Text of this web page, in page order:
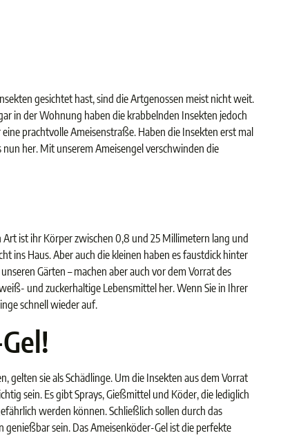
gesichtet hast, sind die Artgenossen meist nicht weit.
in der Wohnung haben die krabbelnden Insekten jedoch
prachtvolle Ameisenstraße. Haben die Insekten erst mal
her. Mit unserem Ameisengel verschwinden die
Art ist ihr Körper zwischen 0,8 und 25 Millimetern lang und
ins Haus. Aber auch die kleinen haben es faustdick hinter
Gärten – machen aber auch vor dem Vorrat des
und zuckerhaltige Lebensmittel her. Wenn Sie in Ihrer
schnell wieder auf.
gelten sie als Schädlinge. Um die Insekten aus dem Vorrat
sein. Es gibt Sprays, Gießmittel und Köder, die lediglich
werden können. Schließlich sollen durch das
sein. Das Ameisenköder-Gel ist die perfekte